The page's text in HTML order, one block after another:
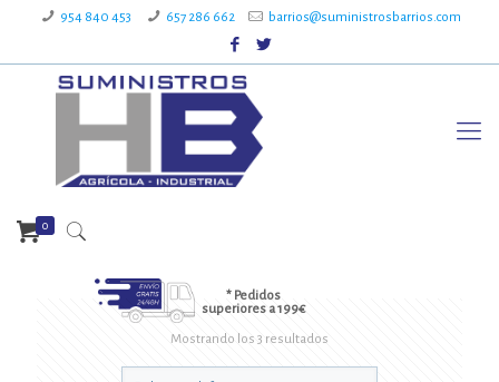
954 840 453 657 286 662 barrios@suministrosbarrios.com
* Pedidos
superiores a 199€
0
Mostrando los 3 resultados